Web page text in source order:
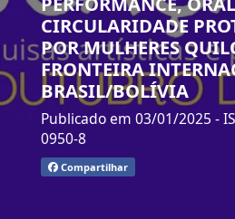
CIRCULARIDADE
POR MULHERES
FRONTEIRA
BRASIL/BOLÍVIA
Publicado em 03/01/2025 -
0950-8
Compartilhar